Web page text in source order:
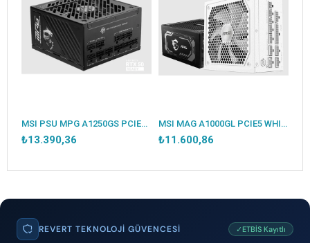
MSI PSU MPG A1250GS PCIE5 1250W 80+ GOLD ATX 3.1 PCIE 5.1 2X 12V-2X6 POWER SUPPLY
₺13.390,36
MSI MAG A1000GL PCIE5 WHITE 1000W 80+ GOLD POWER SUPPLY
₺11.600,86
REVERT TEKNOLOJI GÜVENCESI ✓ETBİS Kayıtlı